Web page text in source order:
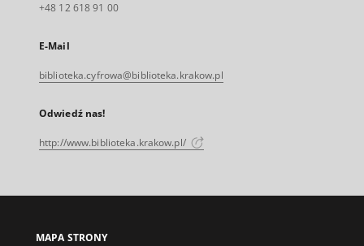
+48 12 618 91 00
E-Mail
biblioteka.cyfrowa@biblioteka.krakow.pl
Odwiedź nas!
http://www.biblioteka.krakow.pl/
MAPA STRONY